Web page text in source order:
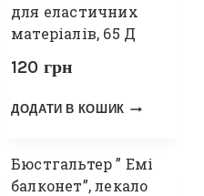
для еластичних
матеріалів, 65 Д
120 грн
ДОДАТИ В КОШИК
Бюстгальтер ” Емі
балконет”, лекало